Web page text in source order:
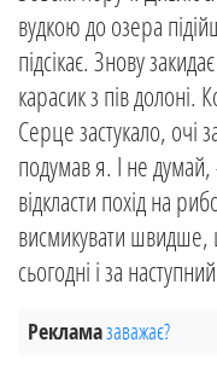
вудкою до озера
підсікає. Знову
карасик з пів
Серце застукало, очі
подумав я. І не
відкласти похід на
висмикувати швидше,
сьогодні і за
Рекламазаважає?